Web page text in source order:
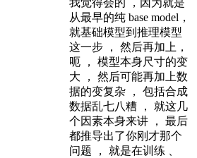
从最早的纯 base model，
就基础模型到推理模型
这一步 ， 然后再加上，
呃 ， 模型本身尺寸的变
大 ， 然后可能再加上数
据的变复杂 ， 包括合成
数据乱七八糟 ， 就这几
个因素本身来讲 ， 最后
都推导出了你刚才那个
问题 ， 就是在训练 、